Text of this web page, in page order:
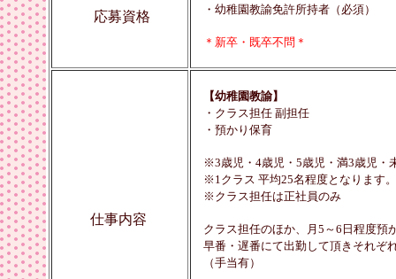
応募資格
・幼稚園教諭免許所持者（必須）
＊新卒・既卒不問＊
仕事内容
【幼稚園教諭】
・クラス担任 副担任
・預かり保育
※3歳児・4歳児・5歳児・満3歳児・
※1クラス 平均25名程度となります。
※クラス担任は正社員のみ
クラス担任のほか、月5～6日程度預
早番・遅番にて出勤して頂きそれぞ
（手当有）